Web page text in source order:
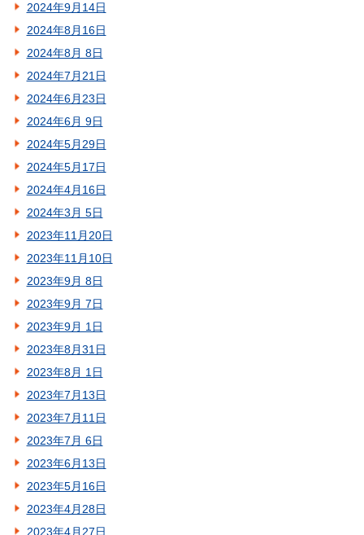
2024年9月14日
2024年8月16日
2024年8月 8日
2024年7月21日
2024年6月23日
2024年6月 9日
2024年5月29日
2024年5月17日
2024年4月16日
2024年3月 5日
2023年11月20日
2023年11月10日
2023年9月 8日
2023年9月 7日
2023年9月 1日
2023年8月31日
2023年8月 1日
2023年7月13日
2023年7月11日
2023年7月 6日
2023年6月13日
2023年5月16日
2023年4月28日
2023年4月27日